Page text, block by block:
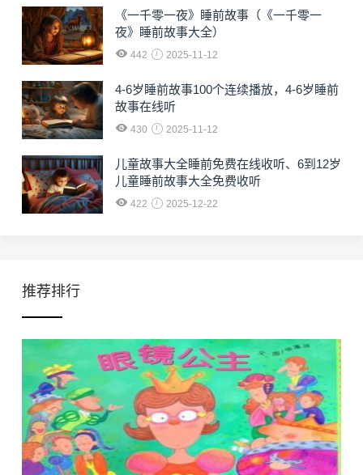
《一千零一夜》睡前故事（《一千零一
夜》睡前故事大全）
442 2025-11-12
4-6岁睡前故事100个连续播放，4-6岁睡前
故事在线听
430 2025-11-12
儿童故事大全睡前免费在线收听、6到12岁
儿童睡前故事大全免费收听
422 2025-12-22
推荐排行